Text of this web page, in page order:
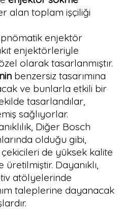
alan toplam işçiliği
enjektör
enjektörleriyle
olarak tasarlanmıştır.
benzersiz tasarımına
ve bunlarla etkili bir
tasarlandılar,
sağlıyorlar.
Diğer Bosch
olduğu gibi,
de yüksek kalite
Dayanıklı,
atölyelerinde
taleplerine dayanacak